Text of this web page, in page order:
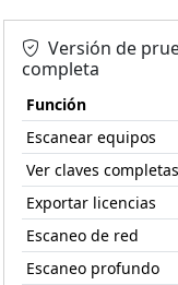
Versión de
completa
Función
Escanear equipos
Ver claves completas
Exportar licencias
Escaneo de red
Escaneo profundo